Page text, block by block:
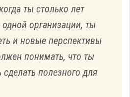
ты столько лет
организации, ты
и новые перспективы
понимать, что ты
полезного для